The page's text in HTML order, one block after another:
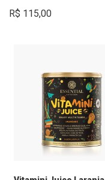
R$ 115,00